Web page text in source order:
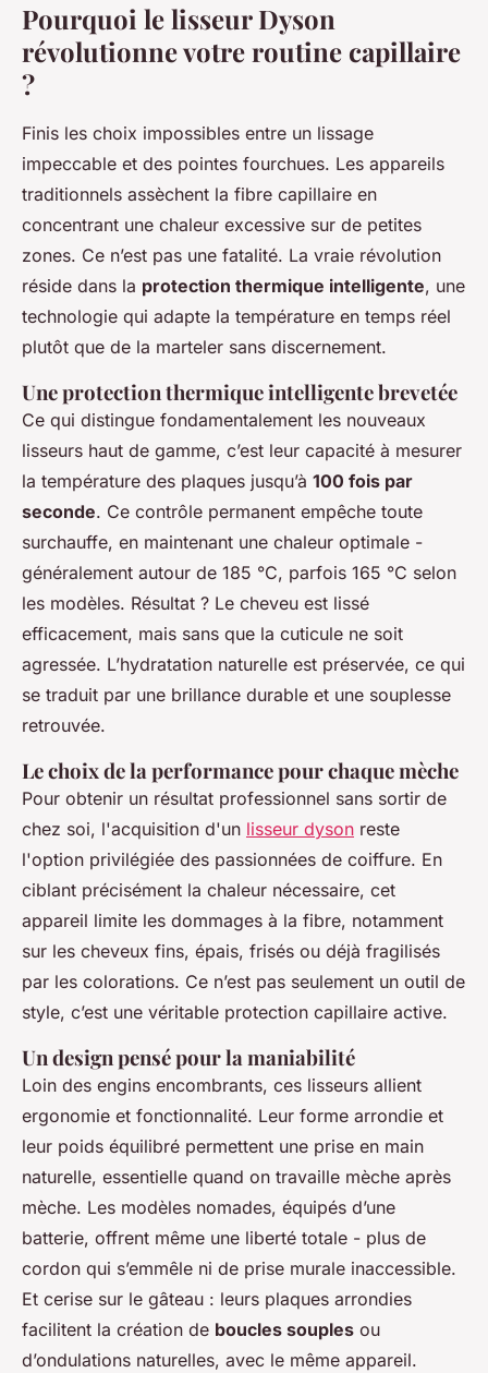
Pourquoi le lisseur Dyson
révolutionne votre routine capillaire
?
Finis les choix impossibles entre un lissage
impeccable et des pointes fourchues. Les appareils
traditionnels assèchent la fibre capillaire en
concentrant une chaleur excessive sur de petites
zones. Ce n’est pas une fatalité. La vraie révolution
réside dans la protection thermique intelligente, une
technologie qui adapte la température en temps réel
plutôt que de la marteler sans discernement.
Une protection thermique intelligente brevetée
Ce qui distingue fondamentalement les nouveaux
lisseurs haut de gamme, c’est leur capacité à mesurer
la température des plaques jusqu’à 100 fois par
seconde. Ce contrôle permanent empêche toute
surchauffe, en maintenant une chaleur optimale -
généralement autour de 185 °C, parfois 165 °C selon
les modèles. Résultat ? Le cheveu est lissé
efficacement, mais sans que la cuticule ne soit
agressée. L’hydratation naturelle est préservée, ce qui
se traduit par une brillance durable et une souplesse
retrouvée.
Le choix de la performance pour chaque mèche
Pour obtenir un résultat professionnel sans sortir de
chez soi, l'acquisition d'un lisseur dyson reste
l'option privilégiée des passionnées de coiffure. En
ciblant précisément la chaleur nécessaire, cet
appareil limite les dommages à la fibre, notamment
sur les cheveux fins, épais, frisés ou déjà fragilisés
par les colorations. Ce n’est pas seulement un outil de
style, c’est une véritable protection capillaire active.
Un design pensé pour la maniabilité
Loin des engins encombrants, ces lisseurs allient
ergonomie et fonctionnalité. Leur forme arrondie et
leur poids équilibré permettent une prise en main
naturelle, essentielle quand on travaille mèche après
mèche. Les modèles nomades, équipés d’une
batterie, offrent même une liberté totale - plus de
cordon qui s’emmêle ni de prise murale inaccessible.
Et cerise sur le gâteau : leurs plaques arrondies
facilitent la création de boucles souples ou
d’ondulations naturelles, avec le même appareil.